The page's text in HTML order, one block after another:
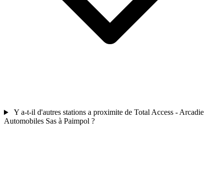
Y a-t-il d'autres stations a proximite de Total Access - Arcadie
Automobiles Sas à Paimpol ?